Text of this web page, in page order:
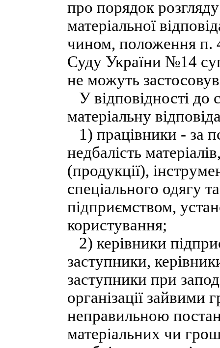
про порядок
матеріальної
чином, положення п.
Суду України №14
не можуть
У відповідності
матеріальну
1) працівники - за
недбалість
(продукції),
спеціального одягу
підприємством,
користування;
2) керівники
заступники,
заступники при
організації
неправильною
матеріальних чи